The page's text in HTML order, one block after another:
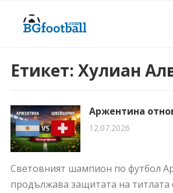
Етикет: Хулиан
Аржентина
12.07.2026
Световният шампион по футбол
продължава защитата на титлата